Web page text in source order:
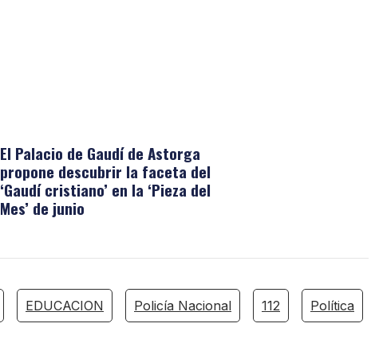
El Palacio de Gaudí de Astorga
propone descubrir la faceta del
‘Gaudí cristiano’ en la ‘Pieza del
Mes’ de junio
EDUCACION Policía Nacional 112 Política